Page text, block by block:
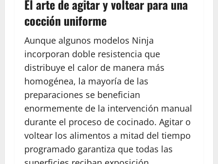
El arte de agitar y voltear para una
cocción uniforme
Aunque algunos modelos Ninja
incorporan doble resistencia que
distribuye el calor de manera más
homogénea, la mayoría de las
preparaciones se benefician
enormemente de la intervención manual
durante el proceso de cocinado. Agitar o
voltear los alimentos a mitad del tiempo
programado garantiza que todas las